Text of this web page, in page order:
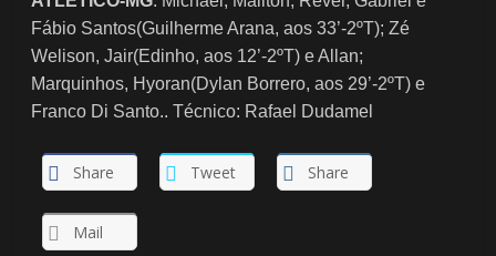
Fábio Santos(Guilherme Arana, aos 33’-2ºT); Zé
Welison, Jair(Edinho, aos 12’-2ºT) e Allan;
Marquinhos, Hyoran(Dylan Borrero, aos 29’-2ºT) e
Franco Di Santo.. Técnico: Rafael Dudamel
Share Tweet Share
Mail